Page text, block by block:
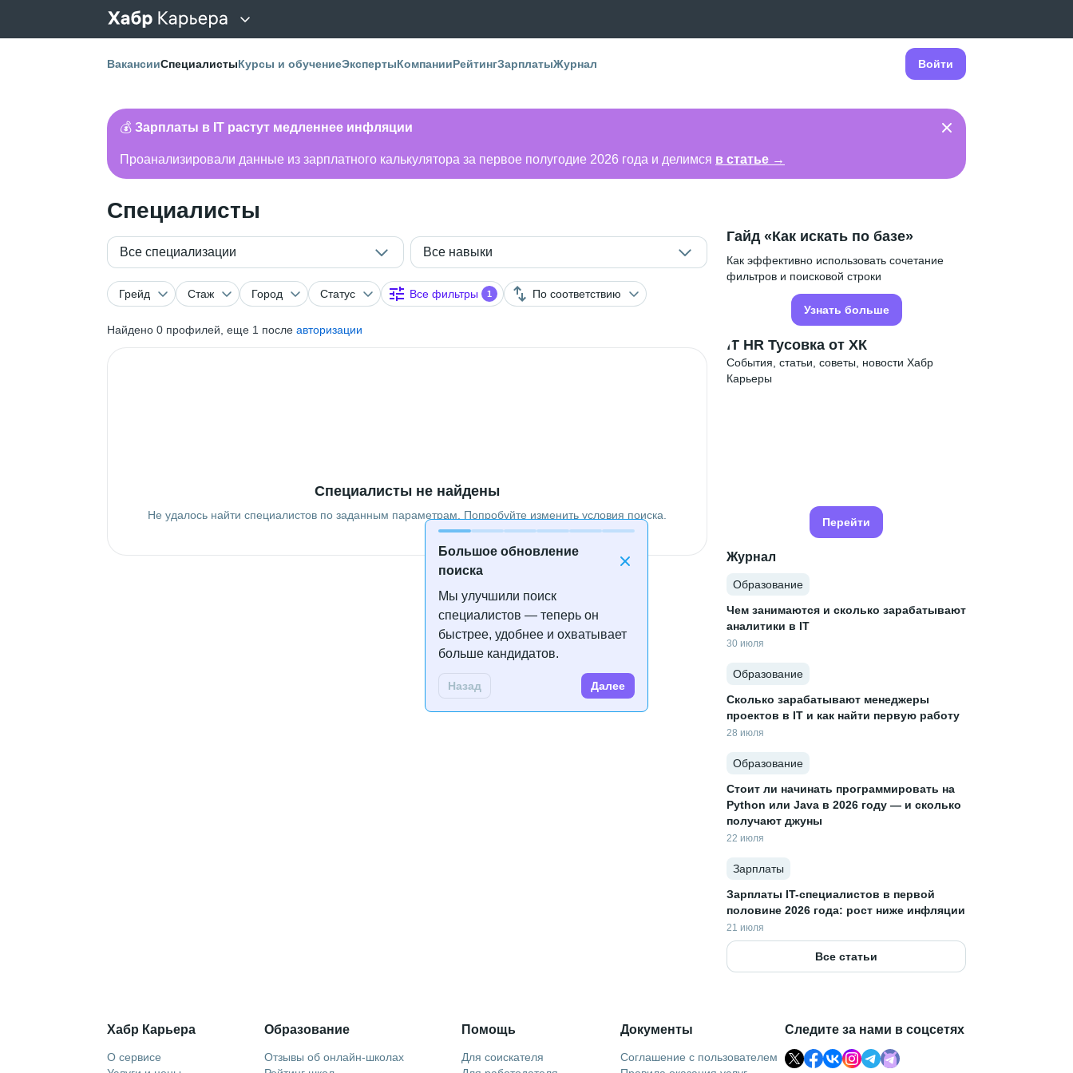
ВакансииСпециалистыКурсы и обучениеЭкспертыКомпанииРейтингЗарплатыЖурнал Войти
💰 Зарплаты в IT растут медленнее инфляции
Проанализировали данные из зарплатного калькулятора за первое полугодие 2026 года и делимся в статье →
Специалисты
Все специализации Все навыки
Грейд Стаж Город Статус Все фильтры 1 По соответствию
Найдено 0 профилей, еще 1 после авторизации
Большое обновление
поиска
Мы улучшили поиск
специалистов — теперь он
быстрее, удобнее и охватывает
больше кандидатов.
Назад Далее
Специалисты не найдены
Не удалось найти специалистов по заданным параметрам. Попробуйте изменить условия поиска.
Гайд «Как искать по базе»
Как эффективно использовать сочетание
фильтров и поисковой строки
Узнать больше
IT HR Тусовка от ХК
События, статьи, советы, новости Хабр
Карьеры
Перейти
Журнал
Образование
Чем занимаются и сколько зарабатывают
аналитики в IT
30 июля
Образование
Сколько зарабатывают менеджеры
проектов в IT и как найти первую работу
28 июля
Образование
Стоит ли начинать программировать на
Python или Java в 2026 году — и сколько
получают джуны
22 июля
Зарплаты
Зарплаты IT-специалистов в первой
половине 2026 года: рост ниже инфляции
21 июля
Все статьи
Хабр Карьера
О сервисе
Образование
Отзывы об онлайн-школах
Помощь
Для соискателя
Документы
Соглашение с пользователем
Следите за нами в соцсетях